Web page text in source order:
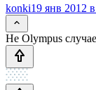
konki19 янв 2012
Не Olympus